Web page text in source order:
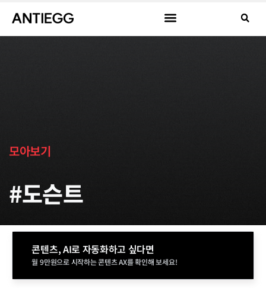
모아보기
#도슨트
콘텐츠, AI로 자동화하고 싶다면
월 9만원으로 시작하는 콘텐츠 AX를 확인해 보세요!